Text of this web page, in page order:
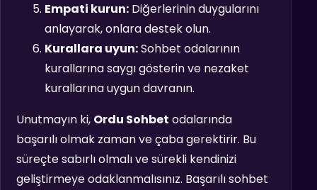
Empati kurun: Diğerlerinin duygularını
anlayarak, onlara destek olun.
Kurallara uyun:Sohbet odalarının
kurallarına saygı gösterin ve nezaket
kurallarına uygun davranın.
Unutmayın ki, Ordu Sohbet odalarında
başarılı olmak zaman ve çaba gerektirir. Bu
süreçte sabırlı olmalı ve sürekli kendinizi
geliştirmeye odaklanmalısınız. Başarılı sohbet